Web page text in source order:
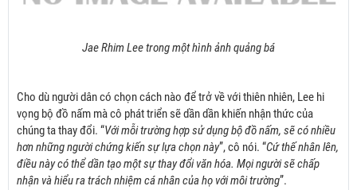
Jae Rhim Lee trong một hình ảnh quảng bá
Cho dù người dân có chọn cách nào để trở về với thiên nhiên, Lee hi
vọng bộ đồ nấm mà cô phát triển sẽ dần dần khiến nhận thức của
chúng ta thay đổi. “Với mỗi trường hợp sử dụng bộ đồ nấm, sẽ có nhiều
hơn những người chứng kiến sự lựa chọn này”, cô nói. “Cứ thế nhân lên,
điều này có thể dần tạo một sự thay đổi văn hóa. Mọi người sẽ chấp
nhận và hiểu ra trách nhiệm cá nhân của họ với môi trường”.